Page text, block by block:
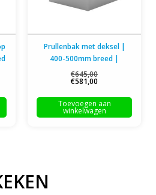
Prullenbak met deksel |
400-500mm breed |
500mm diep
€645,00
€581,00
Toevoegen aan
winkelwagen